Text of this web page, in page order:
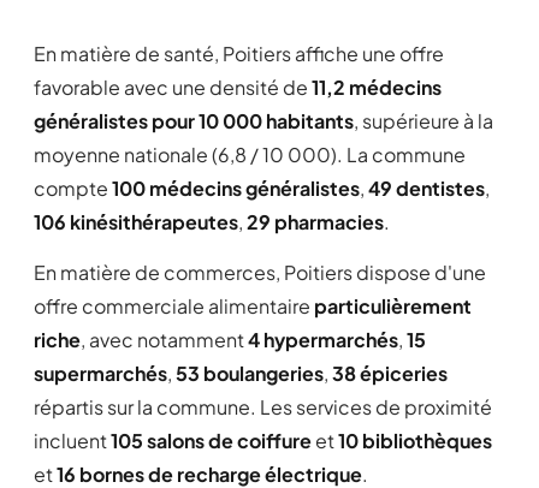
En matière de santé, Poitiers affiche une offre
favorable avec une densité de11,2 médecins
généralistes pour 10 000 habitants, supérieure à la
moyenne nationale (6,8 / 10 000). La commune
compte100 médecins généralistes,49 dentistes,
106 kinésithérapeutes,29 pharmacies.
En matière de commerces, Poitiers dispose d'une
offre commerciale alimentaire particulièrement
riche, avec notamment4 hypermarchés,15
supermarchés,53 boulangeries,38 épiceries
répartis sur la commune. Les services de proximité
incluent105 salons de coiffureet10 bibliothèques
et16 bornes de recharge électrique.